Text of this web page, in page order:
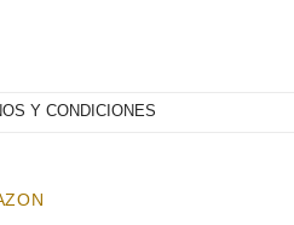
Y CONDICIONES